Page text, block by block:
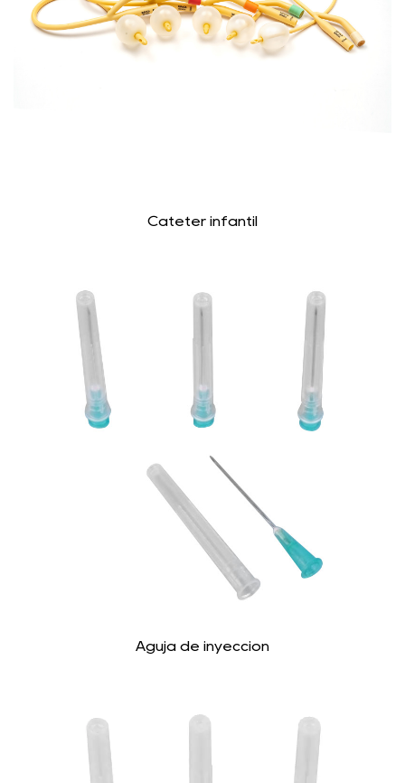
Catéter infantil
Aguja de inyección